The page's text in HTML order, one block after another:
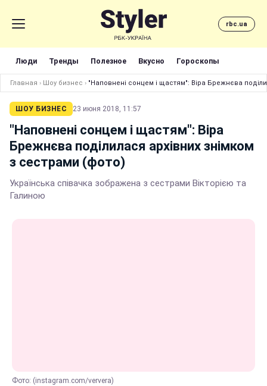
rbc.ua
Люди Тренды Полезное Вкусно Гороскопы
Главная › Шоу бизнес › "Наповнені сонцем і щастям": Віра Брежнєва
ШОУ БИЗНЕС 23 июня 2018, 11:57
"Наповнені сонцем і щастям": Віра
Брежнєва поділилася архівних знімком
з сестрами (фото)
Українська співачка зображена з сестрами Вікторією та
Галиною
Фото: (instagram.com/ververa)